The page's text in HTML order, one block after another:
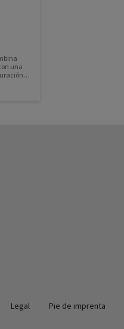
una
Legal Pie de imprenta